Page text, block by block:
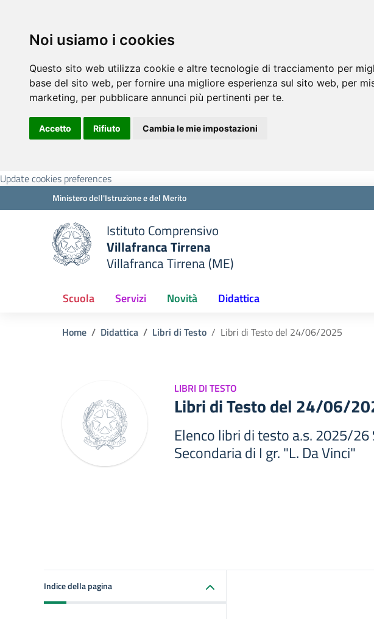
Noi usiamo i cookies
Questo sito web utilizza cookie e altre tecnologie di tracciamento per
base del sito web, per fornire una migliore esperienza sul sito web, per
marketing, per pubblicare annunci più pertinenti per te.
Accetto Rifiuto Cambia le mie impostazioni
Update cookies preferences
Ministero dell'Istruzione e del Merito
Istituto Comprensivo
Villafranca Tirrena
Villafranca Tirrena (ME)
Scuola Servizi Novità Didattica
Home Didattica Libri di Testo Libri di Testo del 24/06/2025
LIBRI DI TESTO
Libri di Testo del 24/06/
Elenco libri di testo a.s. 2025/26
Secondaria di I gr. "L. Da Vinci"
Indice della pagina